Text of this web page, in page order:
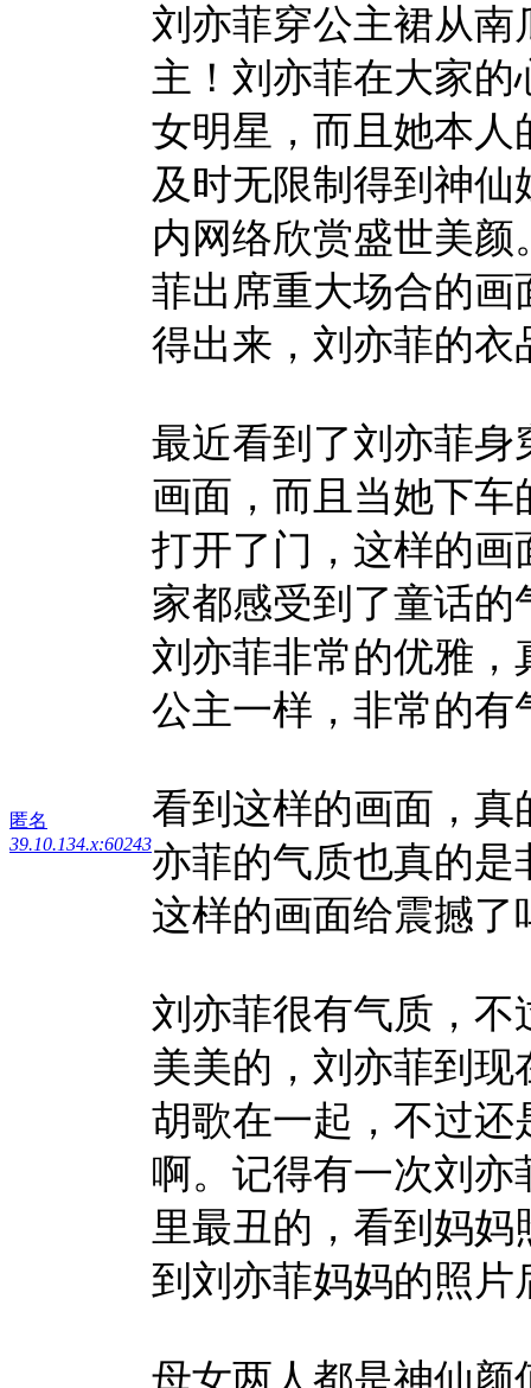
匿名
39.10.134.x:60243
刘亦菲穿公主裙从
主！刘亦菲在大家
女明星，而且她本
及时无限制得到神
内网络欣赏盛世美
菲出席重大场合的
得出来，刘亦菲的衣
最近看到了刘亦菲
画面，而且当她下
打开了门，这样的
家都感受到了童话
刘亦菲非常的优雅
公主一样，非常的有
看到这样的画面，
亦菲的气质也真的
这样的画面给震撼了
刘亦菲很有气质，
美美的，刘亦菲到
胡歌在一起，不过
啊。记得有一次刘
里最丑的，看到妈
到刘亦菲妈妈的照
母女两人都是神仙